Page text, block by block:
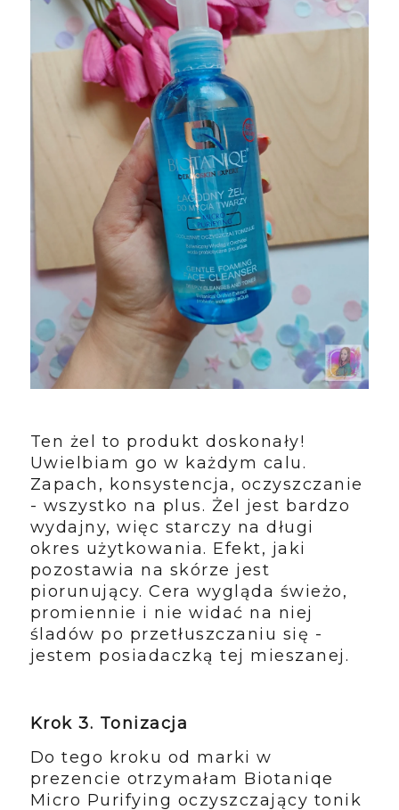
Ten żel to produkt doskonały!
Uwielbiam go w każdym calu.
Zapach, konsystencja, oczyszczanie
- wszystko na plus. Żel jest bardzo
wydajny, więc starczy na długi
okres użytkowania. Efekt, jaki
pozostawia na skórze jest
piorunujący. Cera wygląda świeżo,
promiennie i nie widać na niej
śladów po przetłuszczaniu się -
jestem posiadaczką tej mieszanej.
Krok 3. Tonizacja
Do tego kroku od marki w
prezencie otrzymałam Biotaniqe
Micro Purifying oczyszczający tonik